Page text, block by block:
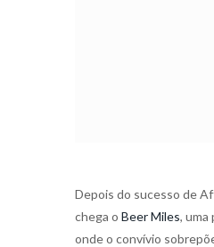
Depois do sucesso de
chega o Beer Miles, uma
onde o convívio